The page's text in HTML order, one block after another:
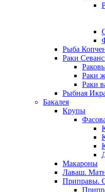
Рыба
Раки
Раки
Раки
Рыбная
Бакалея
Крупы
Макароны
Лаваш.
Приправы.